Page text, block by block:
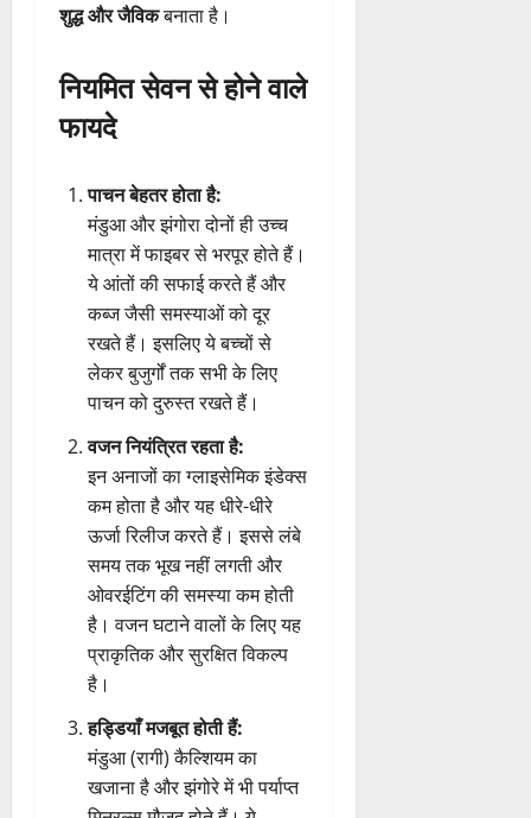
शुद्ध और जैविकबनाता है।
नियमित सेवन से होने वाले
फायदे
पाचन बेहतर होता है:
मंडुआ और झंगोरा दोनों ही उच्च
मात्रा में फाइबर से भरपूर होते हैं।
ये आंतों की सफाई करते हैं और
कब्ज जैसी समस्याओं को दूर
रखते हैं। इसलिए ये बच्चों से
लेकर बुजुर्गों तक सभी के लिए
पाचन को दुरुस्त रखते हैं।
वजन नियंत्रित रहता है:
इन अनाजों का ग्लाइसेमिक इंडेक्स
कम होता है और यह धीरे-धीरे
ऊर्जा रिलीज करते हैं। इससे लंबे
समय तक भूख नहीं लगती और
ओवरईटिंग की समस्या कम होती
है। वजन घटाने वालों के लिए यह
प्राकृतिक और सुरक्षित विकल्प
है।
हड्डियाँ मजबूत होती हैं:
मंडुआ (रागी) कैल्शियम का
खजाना है और झंगोरे में भी पर्याप्त